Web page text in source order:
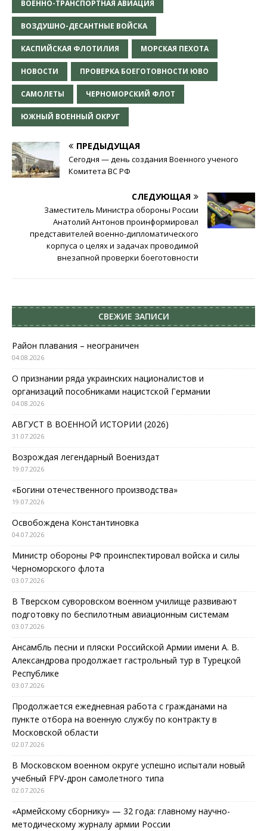
ВОЕННО-ТРАНСПОРТНАЯ АВИАЦИЯ
ВОЗДУШНО-ДЕСАНТНЫЕ ВОЙСКА
КАСПИЙСКАЯ ФЛОТИЛИЯ МОРСКАЯ ПЕХОТА
НОВОСТИ ПРОВЕРКА БОЕГОТОВНОСТИ ЮВО
САМОЛЕТЫ ЧЕРНОМОРСКИЙ ФЛОТ
ЮЖНЫЙ ВОЕННЫЙ ОКРУГ
ПРЕДЫДУЩАЯ
Сегодня — день создания Военного ученого
Комитета ВС РФ
СЛЕДУЮЩАЯ
Заместитель Министра обороны России
Анатолий Антонов проинформировал
представителей военно-дипломатического
корпуса о целях и задачах проводимой
внезапной проверки боеготовности
СВЕЖИЕ ЗАПИСИ
Район плавания – неограничен
04.08.2026
О признании ряда украинских националистов и
организаций пособниками нацистской Германии
04.08.2026
АВГУСТ В ВОЕННОЙ ИСТОРИИ (2026)
31.07.2026
Возрождая легендарный Воениздат
19.07.2026
«Богини отечественного производства»
19.07.2026
Освобождена Константиновка
04.07.2026
Министр обороны РФ проинспектировал войска и силы
Черноморского флота
03.07.2026
В Тверском суворовском военном училище развивают
подготовку по беспилотным авиационным системам
03.07.2026
Ансамбль песни и пляски Российской Армии имени А. В.
Александрова продолжает гастрольный тур в Турецкой
Республике
03.07.2026
Продолжается ежедневная работа с гражданами на
пункте отбора на военную службу по контракту в
Московской области
02.07.2026
В Московском военном округе успешно испытали новый
учебный FPV-дрон самолетного типа
02.07.2026
«Армейскому сборнику» — 32 года: главному научно-
методическому журналу армии России